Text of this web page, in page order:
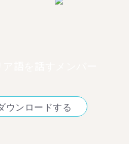
ウンロードする